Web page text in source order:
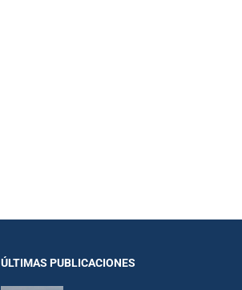
ÚLTIMAS PUBLICACIONES